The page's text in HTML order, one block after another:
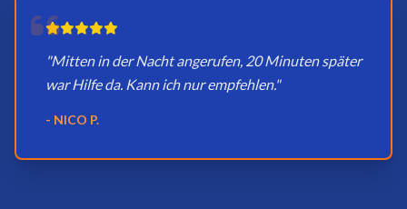
"Mitten in der Nacht angerufen, 20 Minuten später
war Hilfe da. Kann ich nur empfehlen."
- NICO P.